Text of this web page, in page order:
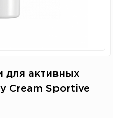
активных
Cream Sportive